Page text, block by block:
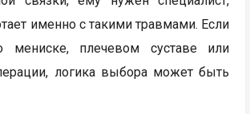
именно с такими травмами. Если
мениске, плечевом суставе или
логика выбора может быть